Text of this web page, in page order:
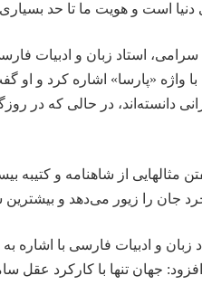
دنیا است و هویت ما تا حد
استاد زبان و ادبیات
واژه «پارسا» اشاره کرد و او
دانسته‌اند، در حالی که در
مثالهایی از شاهنامه و کتیبه
جان را زیور می‌دهد و
زبان و ادبیات فارسی با
افزود: جهان تنها با کارکرد